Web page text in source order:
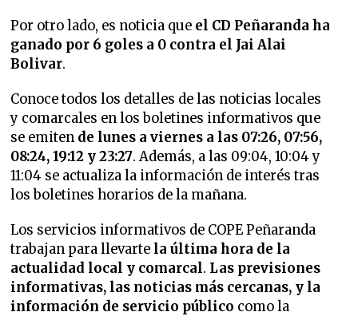
Por otro lado, es noticia que el CD Peñaranda ha
ganado por 6 goles a 0 contra el Jai Alai
Bolivar.
Conoce todos los detalles de las noticias locales
y comarcales en los boletines informativos que
se emiten de lunes a viernes a las 07:26, 07:56,
08:24, 19:12 y 23:27. Además, a las 09:04, 10:04 y
11:04 se actualiza la información de interés tras
los boletines horarios de la mañana.
Los servicios informativos de COPE Peñaranda
trabajan para llevarte la última hora de la
actualidad local y comarcal. Las previsiones
informativas, las noticias más cercanas, y la
información de servicio público como la